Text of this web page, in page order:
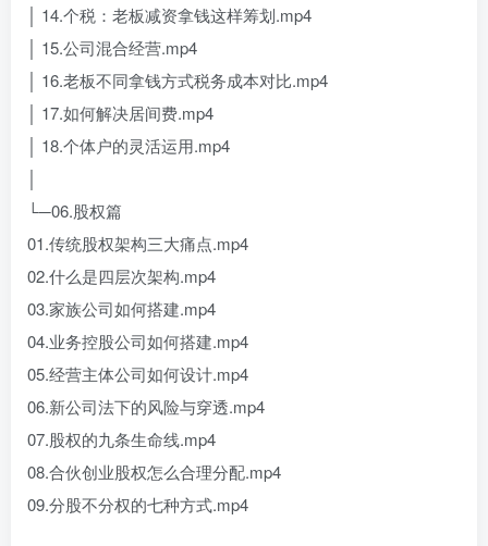
│ 14.个税：老板减资拿钱这样筹划.mp4
│ 15.公司混合经营.mp4
│ 16.老板不同拿钱方式税务成本对比.mp4
│ 17.如何解决居间费.mp4
│ 18.个体户的灵活运用.mp4
└─06.股权篇
01.传统股权架构三大痛点.mp4
02.什么是四层次架构.mp4
03.家族公司如何搭建.mp4
04.业务控股公司如何搭建.mp4
05.经营主体公司如何设计.mp4
06.新公司法下的风险与穿透.mp4
07.股权的九条生命线.mp4
08.合伙创业股权怎么合理分配.mp4
09.分股不分权的七种方式.mp4